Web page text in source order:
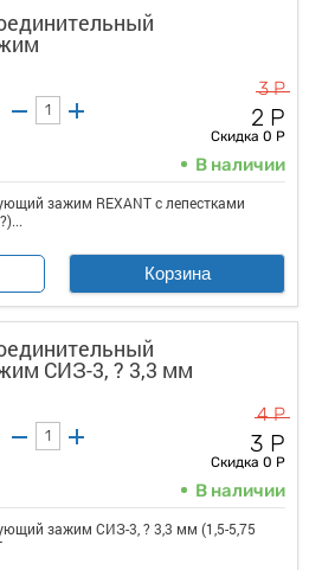
3 Р
2 Р
Скидка 0 Р
В наличии
зажим REXANT с лепестками
Корзина
СИЗ-3, ? 3,3 мм
4 Р
3 Р
Скидка 0 Р
В наличии
зажим СИЗ-3, ? 3,3 мм (1,5-5,75